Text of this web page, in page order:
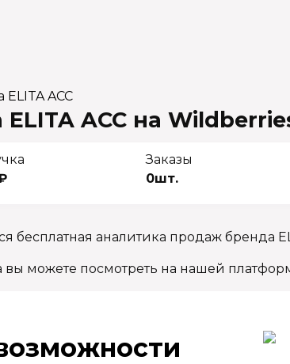
ACC
ACC на
Заказы
0шт.
бесплатная аналитика продаж бренда
можете посмотреть на нашей